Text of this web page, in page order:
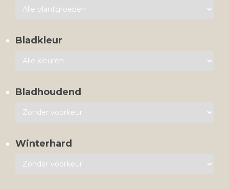
Bladkleur
Bladhoudend
Winterhard